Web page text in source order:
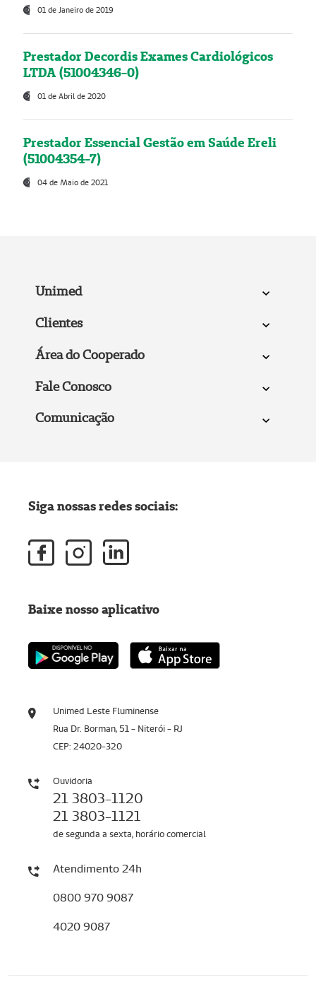
01 de Janeiro de 2019
Prestador Decordis Exames Cardiológicos
LTDA (51004346-0)
01 de Abril de 2020
Prestador Essencial Gestão em Saúde Ereli
(51004354-7)
04 de Maio de 2021
Unimed
Clientes
Área do Cooperado
Fale Conosco
Comunicação
Unimed Leste Fluminense
Rua Dr. Borman, 51 - Niterói - RJ
CEP: 24020-320
Ouvidoria
21 3803-1120
21 3803-1121
de segunda a sexta, horário comercial
Atendimento 24h
0800 970 9087
4020 9087
Siga nossas redes sociais:
Baixe nosso aplicativo